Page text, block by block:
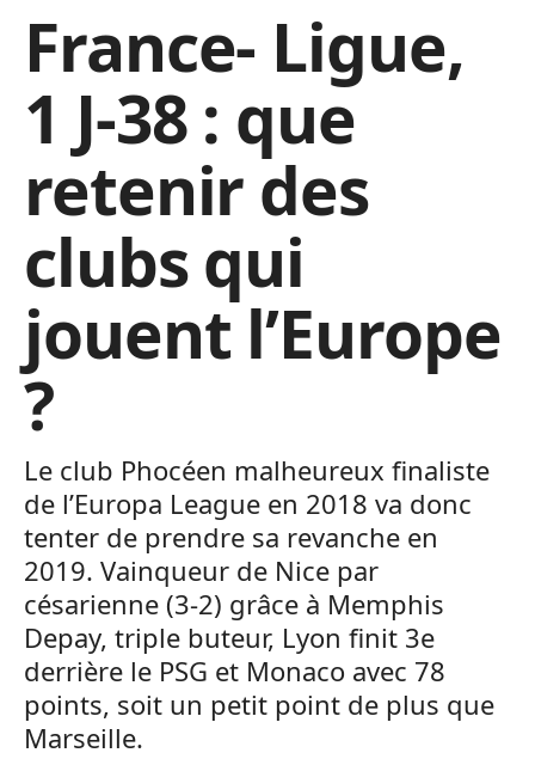
France- Ligue,
1 J-38 : que
retenir des
clubs qui
jouent l’Europe
?
Le club Phocéen malheureux finaliste
de l’Europa League en 2018 va donc
tenter de prendre sa revanche en
2019. Vainqueur de Nice par
césarienne (3-2) grâce à Memphis
Depay, triple buteur, Lyon finit 3e
derrière le PSG et Monaco avec 78
points, soit un petit point de plus que
Marseille.